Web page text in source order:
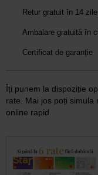
Retur gratuit în 14
Ambalare gratuită în
Certificat de garanție
Îți punem la dispoziție
rate. Mai jos poți
online rapid.